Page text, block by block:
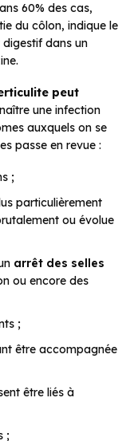
60% des cas,
du côlon, indique le
dans un
peut
une infection
auxquels on se
passe en revue :
;
particulièrement
ou évolue
arrêt des selles
ou encore des
;
être accompagnée
être liés à
;